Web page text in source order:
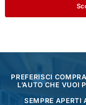
PREFERISCI
L’AUTO CHE VUOI
SEMPRE APERTI